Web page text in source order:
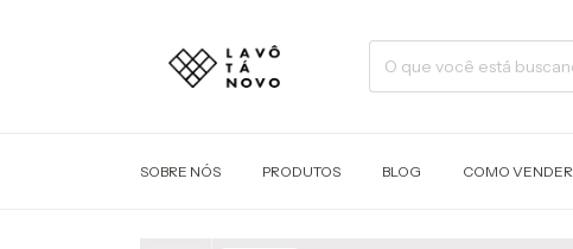
SOBRE NÓS PRODUTOS BLOG COMO VENDER